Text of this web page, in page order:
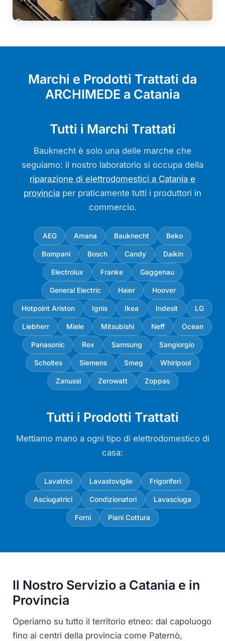
Marchi e Prodotti Trattati da
ARCHIMEDE a Catania
Tutti i Marchi Trattati
Bauknecht è solo una delle marche che
seguiamo: il nostro laboratorio si occupa della
riparazione di elettrodomestici a Catania e
provincia per praticamente tutti i produttori in
commercio.
AEG Amana Bauknecht Beko
Bompani Bosch Candy Daikin
Electrolux Franke Gaggenau
General Electric Haier Hoover
Hotpoint Ariston Ignis Ikea Indesit LG
Liebherr Miele Mitsubishi Neff Ocean
Panasonic Rex Samsung Sangiorgio
Scholtes Siemens Smeg Whirlpool
Zanussi Zerowatt Zoppas
Tutti i Prodotti Trattati
Mettiamo mano a ogni tipo di elettrodomestico di
casa:
Lavatrici Lavastoviglie Frigoriferi
Asciugatrici Condizionatori Lavasciuga
Forni Piani Cottura
Il Nostro Servizio a Catania e in
Provincia
Operiamo su tutto il territorio etneo: dal capoluogo
fino ai centri della provincia come Paternò,